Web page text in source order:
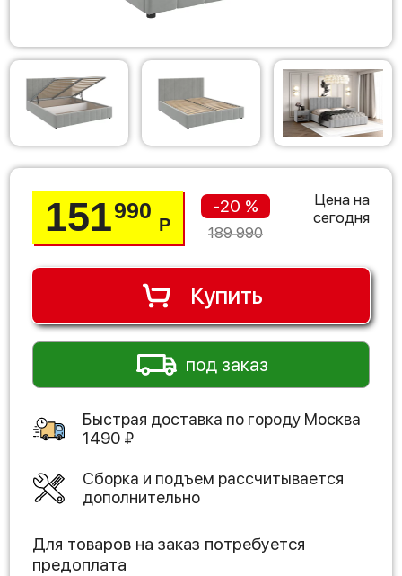
151990
Р
-20 %
189 990
Цена на
сегодня
Купить
под заказ
Быстрая доставка по городу Москва
1490 ₽
Сборка и подъем рассчитывается
дополнительно
Для товаров на заказ потребуется
предоплата